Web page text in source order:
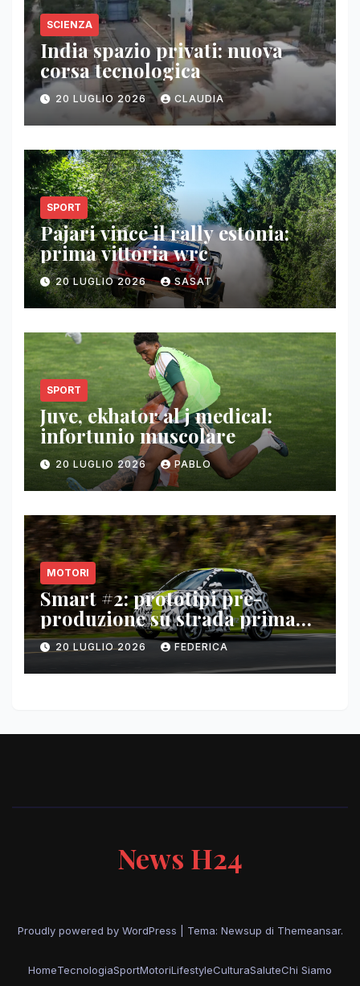
SCIENZA
India spazio privati: nuova
corsa tecnologica
20 LUGLIO 2026 CLAUDIA
SPORT
Pajari vince il rally estonia:
prima vittoria wrc
20 LUGLIO 2026 SASAT
SPORT
Juve, ekhator al j medical:
infortunio muscolare
20 LUGLIO 2026 PABLO
MOTORI
Smart #2: prototipi pre-
produzione su strada prima
del paris motor show 2026
20 LUGLIO 2026 FEDERICA
News H24
Proudly powered by WordPress Tema: Newsup di Themeansar.
HomeTecnologiaSportMotoriLifestyleCulturaSaluteChi Siamo